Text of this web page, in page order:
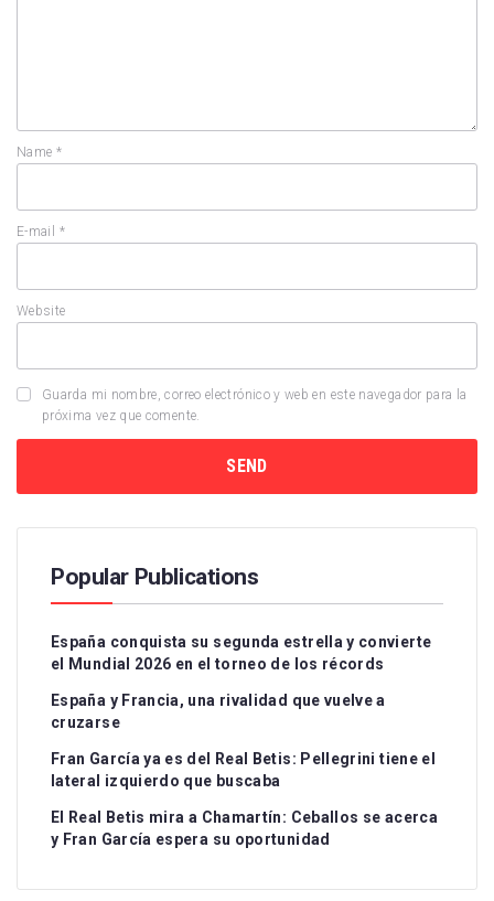
Name *
E-mail *
Website
Guarda mi nombre, correo electrónico y web en este navegador para la
próxima vez que comente.
Popular Publications
España conquista su segunda estrella y convierte
el Mundial 2026 en el torneo de los récords
España y Francia, una rivalidad que vuelve a
cruzarse
Fran García ya es del Real Betis: Pellegrini tiene el
lateral izquierdo que buscaba
El Real Betis mira a Chamartín: Ceballos se acerca
y Fran García espera su oportunidad